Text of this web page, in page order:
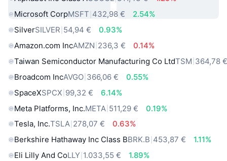
Microsoft CorpMSFT 432,98 €
2.54%
SilverSILVER 54,94 €
0.93%
Amazon.com IncAMZN 236,3 €
0.14%
Taiwan Semiconductor Manufacturing Co LtdTSM 364,78
Broadcom IncAVGO 366,06 €
0.55%
SpaceXSPCX 99,32 €
6.14%
Meta Platforms, Inc.META 511,29 €
0.19%
Tesla, Inc.TSLA 278,07 €
0.63%
Berkshire Hathaway Inc Class BBRK.B 453,87 €
1.11%
Eli Lilly And CoLLY 1.033,55 €
1.89%